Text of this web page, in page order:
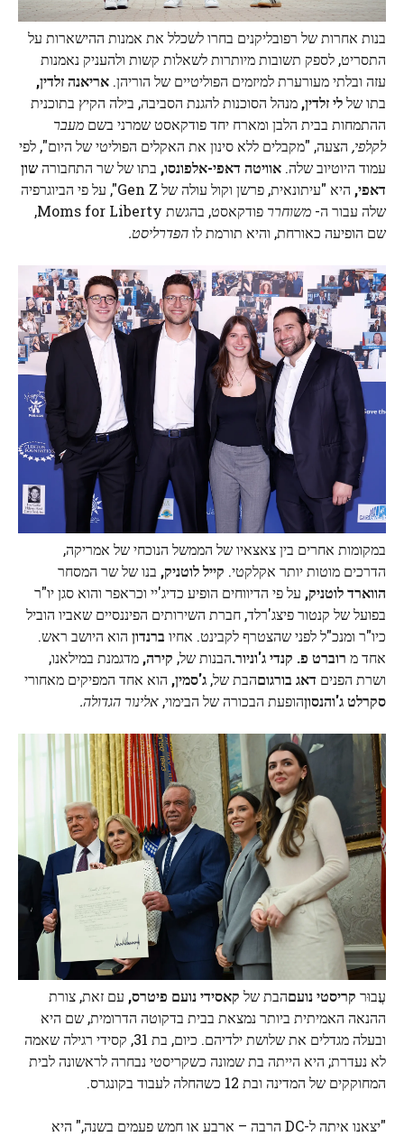
בנות אחרות של רפובליקנים בחרו לשכלל את אמנות ההישארות על
התסריט, לספק תשובות מיותרות לשאלות קשות ולהעניק נאמנות
עזה ובלתי מעורערת למיזמים הפוליטיים של הוריהן. אריאנה זלדין,
בתו שללי זלדין, מנהל הסוכנות להגנת הסביבה, בילה הקיץ בתוכנית
ההתמחות בבית הלבן ומארח יחד פודקאסט שמרני בשם מעבר
לקלפי, הצעה, "מקבלים ללא סינון את האקלים הפוליטי של היום", לפי
עמוד היוטיוב שלה. אוויטה דאפי-אלפונסו, בתו של שר התחבורהשון
דאפי,
היא "עיתונאית, פרשן וקול עולה של Gen Z", על פי הביוגרפיה
שלה עבור ה- משוחרר
פודקאסט, בהגשת Moms for Liberty,
שם הופיעה כאורחת, והיא תורמת לוהפדרליסט.
במקומות אחרים בין צאצאיו של הממשל הנוכחי של אמריקה,
הדרכים מוטות יותר אקלקטי. קייל לוטניק, בנו של שר המסחר
הווארד לוטניק, על פי הדיווחים הופיע כדיג'יי וכראפר והוא סגן יו"ר
בפועל של קנטור פיצג'רלד, חברת השירותים הפיננסיים שאביו הוביל
כיו"ר ומנכ"ל לפני שהצטרף לקבינט. אחיו ברנדון הוא היושב ראש.
אחד מ רוברט פ. קנדי ​​ג'וניור.הבנות של, קירה, מדגמנת במילאנו,
ושרת הפנים דאג בורגוםהבת של, ג'סמין, הוא אחד המפיקים מאחורי
סקרלט ג'והנסוןהופעת הבכורה של הבימוי, אלינור הגדולה.
עֲבוּר קריסטי נועםהבת של קאסידי נועם פיטרס, עם זאת, צורת
ההנאה האמיתית ביותר נמצאת בבית בדקוטה הדרומית, שם היא
ובעלה מגדלים את שלושת ילדיהם. כיום, בת 31, קסידי רגילה שאמה
לא נעדרת; היא הייתה בת שמונה כשקריסטי נבחרה לראשונה לבית
המחוקקים של המדינה ובת 12 כשהחלה לעבוד בקונגרס.
"יצאנו איתה ל-DC הרבה – ארבע או חמש פעמים בשנה," היא